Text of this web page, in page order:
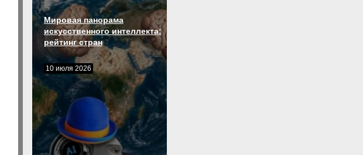
Мировая панорама
искусственного интеллекта:
рейтинг стран
10 июля 2026